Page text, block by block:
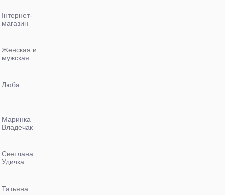
Інтернет-
магазин
Женская и
мужская
Люба
Маринка
Владечак
Светлана
Удичка
Татьяна